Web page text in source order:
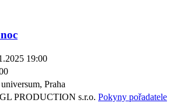
19:00
Praha
PRODUCTION s.r.o. Pokyny pořadatele